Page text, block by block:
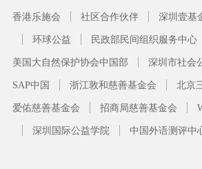
香港乐施会 社区合作伙伴 深圳壹基
环球公益 民政部民间组织服务中心
美国大自然保护协会中国部 深圳市社会
SAP中国 浙江敦和慈善基金会 北京
爱佑慈善基金会 招商局慈善基金会
深圳国际公益学院 中国外语测评中